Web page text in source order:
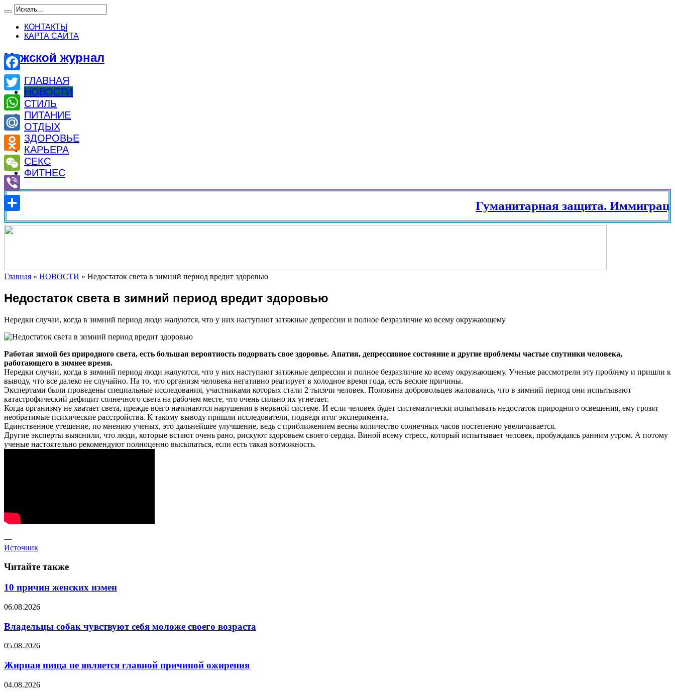
КОНТАКТЫ
КАРТА САЙТА
Мужской журнал
ГЛАВНАЯ
НОВОСТИ
СТИЛЬ
ПИТАНИЕ
ОТДЫХ
ЗДОРОВЬЕ
КАРЬЕРА
СЕКС
ФИТНЕС
Гуманитарная защита.
Главная » НОВОСТИ » Недостаток света в зимний период вредит здоровью
Недостаток света в зимний период вредит здоровью
Нередки случаи, когда в зимний период люди жалуются, что у них наступают затяжные депрессии и полное безразличие ко всему окружающему
Работая зимой без природного света, есть большая вероятность подорвать свое здоровье. Апатия, депрессивное состояние и другие проблемы частые спутники человека,
работающего в зимнее время.
Нередки случаи, когда в зимний период люди жалуются, что у них наступают затяжные депрессии и полное безразличие ко всему окружающему. Ученые рассмотрели эту проблему и пришли к
выводу, что все далеко не случайно. На то, что организм человека негативно реагирует в холодное время года, есть веские причины.
Экспертами были проведены специальные исследования, участниками которых стали 2 тысячи человек. Половина добровольцев жаловалась, что в зимний период они испытывают
катастрофический дефицит солнечного света на рабочем месте, что очень сильно их угнетает.
Когда организму не хватает света, прежде всего начинаются нарушения в нервной системе. И если человек будет систематически испытывать недостаток природного освещения, ему грозят
необратимые психические расстройства. К такому выводу пришли исследователи, подведя итог эксперимента.
Единственное утешение, по мнению ученых, это дальнейшее улучшение, ведь с приближением весны количество солнечных часов постепенно увеличивается.
Другие эксперты выяснили, что люди, которые встают очень рано, рискуют здоровьем своего сердца. Виной всему стресс, который испытывает человек, пробуждаясь ранним утром. А потому
ученые настоятельно рекомендуют полноценно высыпаться, если есть такая возможность.
—
Источник
Читайте также
10 причин женских измен
06.08.2026
Владельцы собак чувствуют себя моложе своего возраста
05.08.2026
Жирная пища не является главной причиной ожирения
04.08.2026
Facebook
Twitter
WhatsApp
Mail.Ru
Odnoklassniki
WeChat
Viber
Отправить